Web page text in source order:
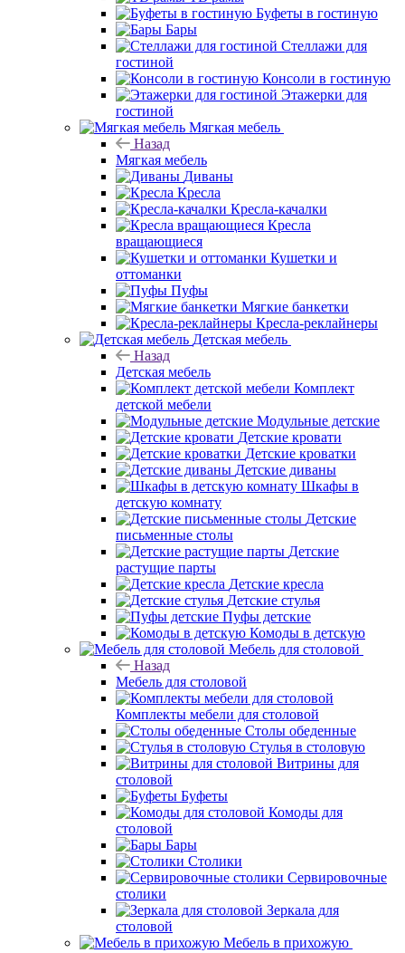
Буфеты в гостиную
Бары
Стеллажи для
гостиной
Консоли в гостиную
Этажерки для
гостиной
Мягкая мебель
Назад
Мягкая мебель
Диваны
Кресла
Кресла-качалки
Кресла
вращающиеся
Кушетки и
оттоманки
Пуфы
Мягкие банкетки
Кресла-реклайнеры
Детская мебель
Назад
Детская мебель
Комплект
детской мебели
Модульные детские
Детские кровати
Детские кроватки
Детские диваны
Шкафы в
детскую комнату
Детские
письменные столы
Детские
растущие парты
Детские кресла
Детские стулья
Пуфы детские
Комоды в детскую
Мебель для столовой
Назад
Мебель для столовой
Комплекты мебели для столовой
Столы обеденные
Стулья в столовую
Витрины для
столовой
Буфеты
Комоды для
столовой
Бары
Столики
Сервировочные
столики
Зеркала для
столовой
Мебель в прихожую